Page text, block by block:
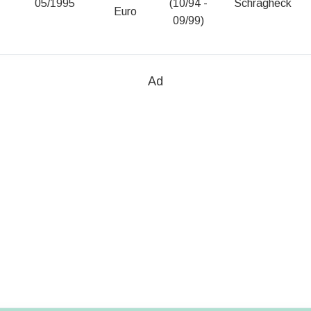
05/1995
Euro
(10/94 -
09/99)
Schrägheck
Ad